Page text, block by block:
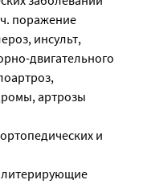
поражение
инсульт,
двигательного
артрозы
и